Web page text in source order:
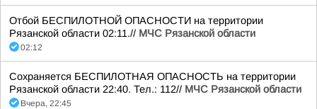
Отбой БЕСПИЛОТНОЙ ОПАСНОСТИ на территории
Рязанской области 02:11.// МЧС Рязанской области
02:12
Сохраняется БЕСПИЛОТНАЯ ОПАСНОСТЬ на территории
Рязанской области 22:40. Тел.: 112// МЧС Рязанской области
Вчера, 22:45